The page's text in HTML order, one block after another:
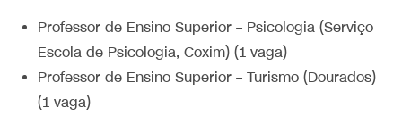
Professor de Ensino Superior – Psicologia (Serviço
Escola de Psicologia, Coxim) (1 vaga)
Professor de Ensino Superior – Turismo (Dourados)
(1 vaga)